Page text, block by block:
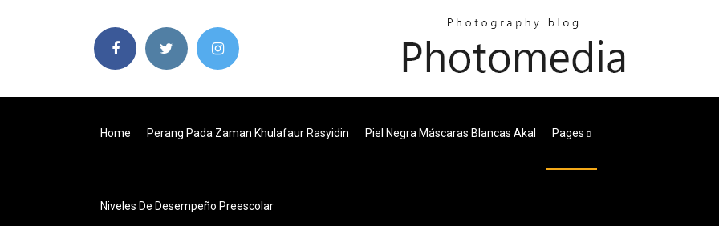
Home Perang Pada Zaman Khulafaur Rasyidin Piel Negra Máscaras Blancas Akal Pages
Niveles De Desempeño Preescolar